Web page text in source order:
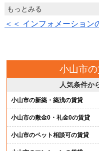
もっとみる
＜＜ インフォメーション
小山市
人気条件か
小山市の新築・築浅の賃貸
小山市の敷金0・礼金0の賃貸
小山市のペット相談可の賃貸